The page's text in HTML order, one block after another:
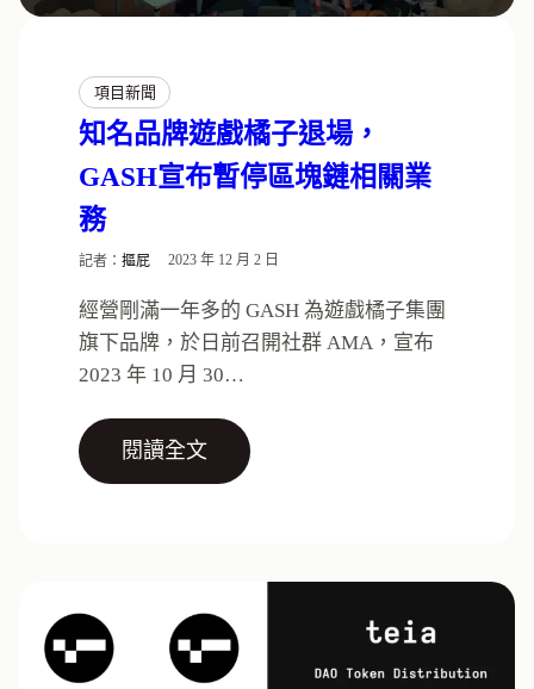
項目新聞
知名品牌遊戲橘子退場，
GASH宣布暫停區塊鏈相關業
務
記者： 摳屁 2023 年 12 月 2 日
經營剛滿一年多的 GASH 為遊戲橘子集團
旗下品牌，於日前召開社群 AMA，宣布
2023 年 10 月 30…
閱讀全文